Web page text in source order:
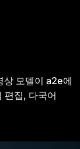
모델이 a2e에
편집, 다국어